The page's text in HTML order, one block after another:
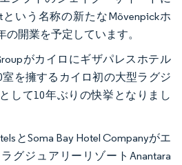
という名称の新たなMövenpickホ
の開業を予定しています。
がカイロにギザパレスホテル
室を擁するカイロ初の大型ラグジ
して10年ぶりの快挙となりまし
とSoma Bay Hotel Companyがエ
グジュアリーリゾートAnantara